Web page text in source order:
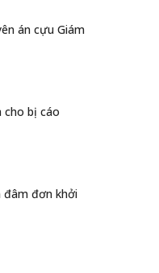
án cựu Giám
cho bị cáo
đâm đơn khởi